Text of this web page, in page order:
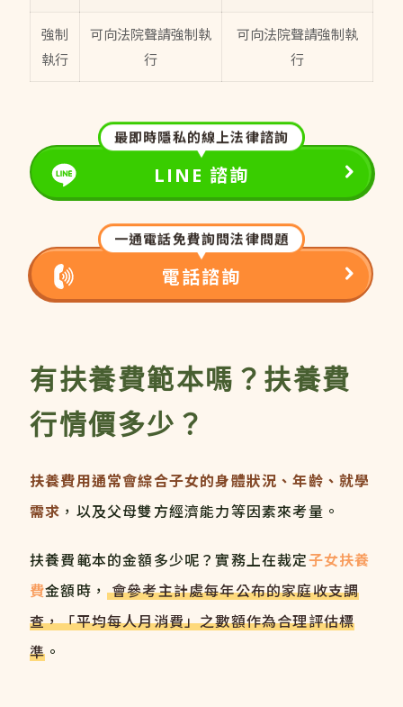
強制
執行
可向法院聲請強制執
行
可向法院聲請強制執
行
最即時隱私的線上法律諮詢
LINE 諮詢
一通電話免費詢問法律問題
電話諮詢
有扶養費範本嗎？扶養費
行情價多少？
扶養費用通常會綜合子女的身體狀況、年齡、就學
需求 ，以及父母雙方經濟能力等因素來考量。
扶養費範本的金額多少呢？實務上在裁定子女扶養
費金額時， 會參考主計處每年公布的家庭收支調
查，「平均每人月消費」之數額作為合理評估標
準 。